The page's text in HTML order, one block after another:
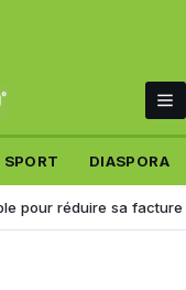
SPORT DIASPORA
réduire sa facture